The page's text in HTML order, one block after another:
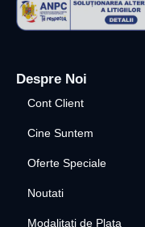
Despre Noi
Cont Client
Cine Suntem
Oferte Speciale
Noutati
Modalitati de Plata